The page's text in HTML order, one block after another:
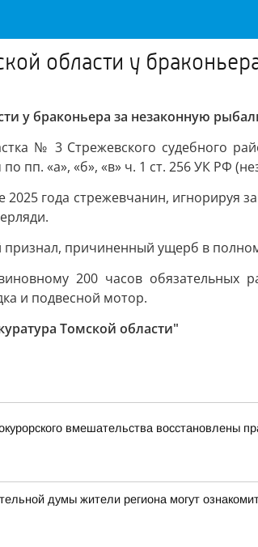
области у
у браконьера за незаконную
№ 3 Стрежевского судебного
пп. «а», «б», «в» ч. 1 ст. 256 УК РФ
года стрежевчанин, игнорируя
причиненный ущерб в
200 часов обязательных
и подвесной мотор.
Томской области"
вмешательства восстановлены
думы жители региона могут